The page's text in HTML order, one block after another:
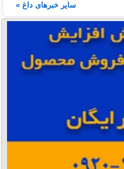
سایر خبرهای داغ »